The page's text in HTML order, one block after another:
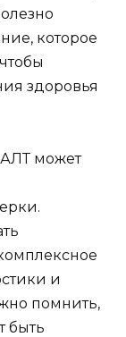
которое
здоровья
может
и
помнить,
быть